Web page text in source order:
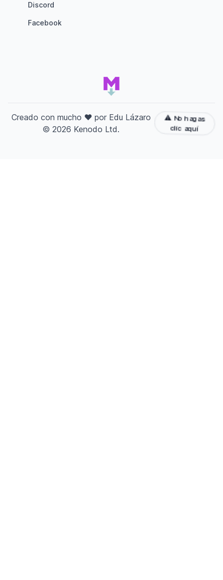
Discord
Facebook
Inicio de Tutorial MARDOWN
Creado con mucho ❤️ por Edu Lázaro
©2026 Kenodo Ltd.
⚠️ No hagas
clic aquí